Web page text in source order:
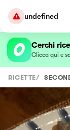
undefined
Cerchi
Clicca qui e
RICETTE/